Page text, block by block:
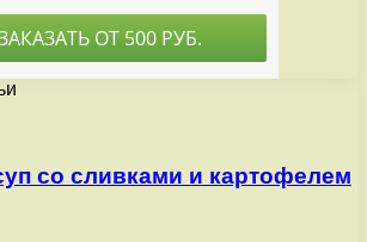
со сливками и картофелем